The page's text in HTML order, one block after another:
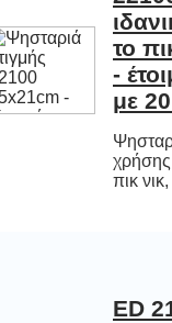
με
πικ
ED